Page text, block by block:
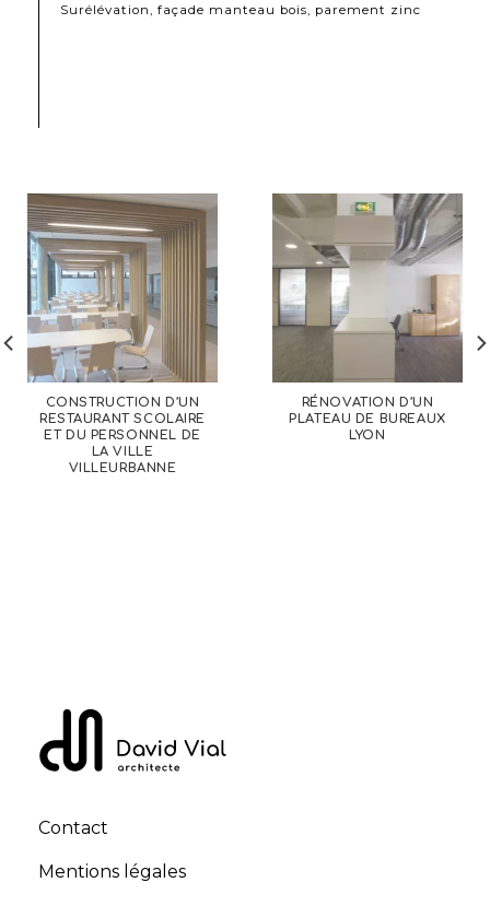
Surélévation, façade manteau bois, parement zinc
CONSTRUCTION D’UN
RESTAURANT SCOLAIRE
ET DU PERSONNEL DE
LA VILLE
VILLEURBANNE
RÉNOVATION D’UN
PLATEAU DE BUREAUX
LYON
Contact
Mentions légales